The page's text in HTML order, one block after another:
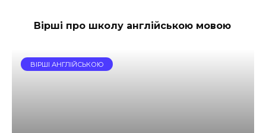
Вірші про школу англійською мовою
ВІРШІ АНГЛІЙСЬКОЮ